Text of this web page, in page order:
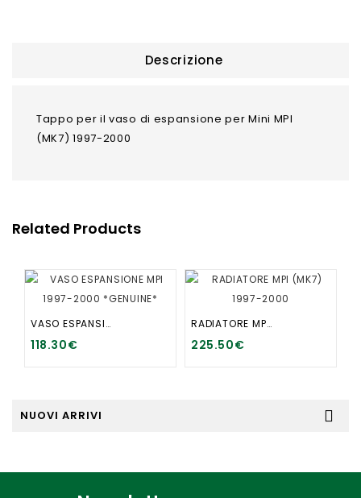
Descrizione
Tappo per il vaso di espansione per Mini MPI
(MK7) 1997-2000
Related Products
VASO ESPANSIONE MPI 1997-2000 *GENUINE*
118.30€
RADIATORE MPI (MK7) 1997-2000
225.50€
NUOVI ARRIVI